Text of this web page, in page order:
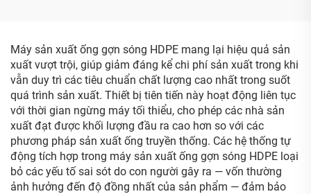
Máy sản xuất ống gợn sóng HDPE mang lại hiệu quả sản
xuất vượt trội, giúp giảm đáng kể chi phí sản xuất trong khi
vẫn duy trì các tiêu chuẩn chất lượng cao nhất trong suốt
quá trình sản xuất. Thiết bị tiên tiến này hoạt động liên tục
với thời gian ngừng máy tối thiểu, cho phép các nhà sản
xuất đạt được khối lượng đầu ra cao hơn so với các
phương pháp sản xuất ống truyền thống. Các hệ thống tự
động tích hợp trong máy sản xuất ống gợn sóng HDPE loại
bỏ các yếu tố sai sót do con người gây ra — vốn thường
ảnh hưởng đến độ đồng nhất của sản phẩm — đảm bảo